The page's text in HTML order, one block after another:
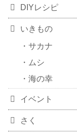
DIYレシピ
いきもの
サカナ
ムシ
海の幸
イベント
さく